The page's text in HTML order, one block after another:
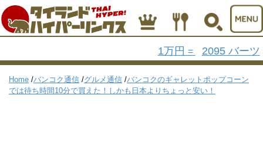
1万円 = 2095 バーツ
Home /バンコク通信 /グルメ通信 /バンコクのギャレットポップコーン
では待ち時間10分で買えた！しかも日本よりちょっと安い！